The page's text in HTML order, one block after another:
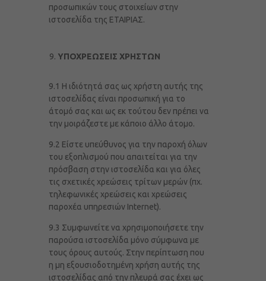
προσωπικών τους στοιχείων στην
ιστοσελίδα της ΕΤΑΙΡΙΑΣ.
ΥΠΟΧΡΕΩΣΕΙΣ ΧΡΗΣΤΩΝ
9.1 Η ιδιότητά σας ως χρήστη αυτής της
ιστοσελίδας είναι προσωπική για το
άτομό σας και ως εκ τούτου δεν πρέπει να
την μοιράζεστε με κάποιο άλλο άτομο.
9.2 Είστε υπεύθυνος για την παροχή όλων
του εξοπλισμού που απαιτείται για την
πρόσβαση στην ιστοσελίδα και για όλες
τις σχετικές χρεώσεις τρίτων μερών (πχ.
τηλεφωνικές χρεώσεις και χρεώσεις
παροχέα υπηρεσιών Internet).
9.3 Συμφωνείτε να χρησιμοποιήσετε την
παρούσα ιστοσελίδα μόνο σύμφωνα με
τους όρους αυτούς. Στην περίπτωση που
η μη εξουσιοδοτημένη χρήση αυτής της
ιστοσελίδας από την πλευρά σας έχει ως